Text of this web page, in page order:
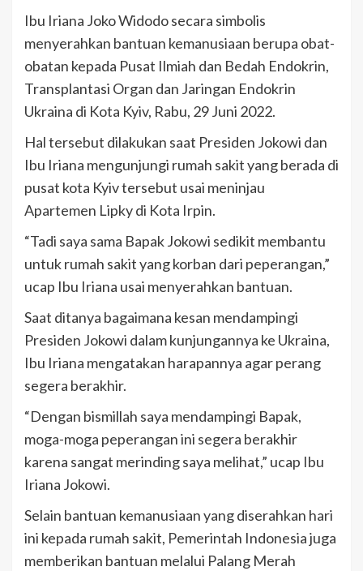
Ibu Iriana Joko Widodo secara simbolis
menyerahkan bantuan kemanusiaan berupa obat-
obatan kepada Pusat Ilmiah dan Bedah Endokrin,
Transplantasi Organ dan Jaringan Endokrin
Ukraina di Kota Kyiv, Rabu, 29 Juni 2022.
Hal tersebut dilakukan saat Presiden Jokowi dan
Ibu Iriana mengunjungi rumah sakit yang berada di
pusat kota Kyiv tersebut usai meninjau
Apartemen Lipky di Kota Irpin.
“Tadi saya sama Bapak Jokowi sedikit membantu
untuk rumah sakit yang korban dari peperangan,”
ucap Ibu Iriana usai menyerahkan bantuan.
Saat ditanya bagaimana kesan mendampingi
Presiden Jokowi dalam kunjungannya ke Ukraina,
Ibu Iriana mengatakan harapannya agar perang
segera berakhir.
“Dengan bismillah saya mendampingi Bapak,
moga-moga peperangan ini segera berakhir
karena sangat merinding saya melihat,” ucap Ibu
Iriana Jokowi.
Selain bantuan kemanusiaan yang diserahkan hari
ini kepada rumah sakit, Pemerintah Indonesia juga
memberikan bantuan melalui Palang Merah